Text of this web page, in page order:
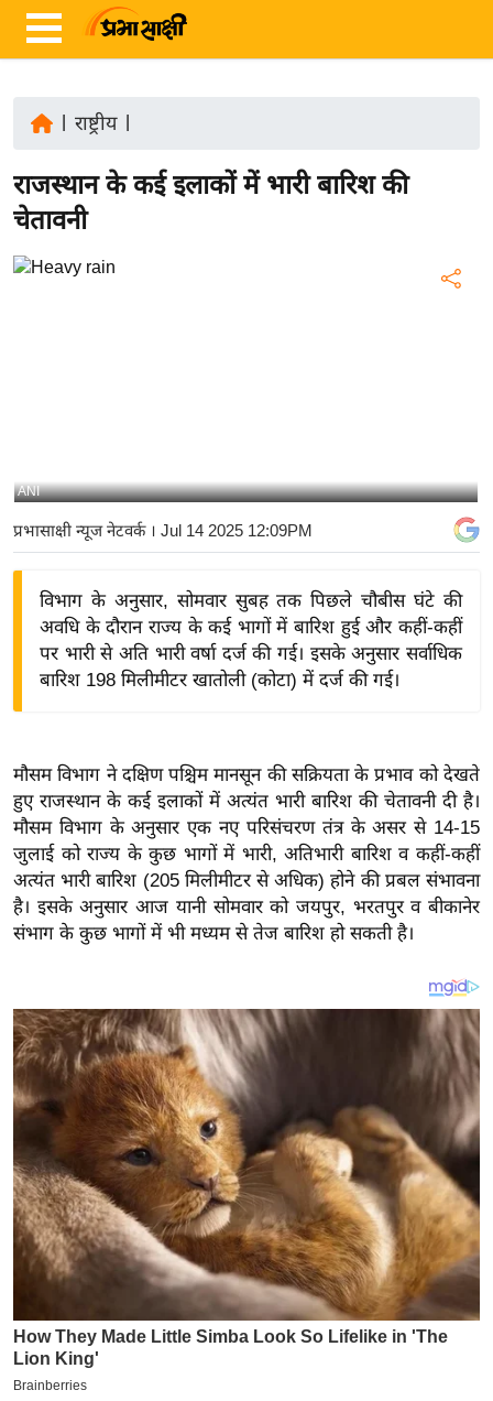
ज़ा
ख
र
ष्ट्री
बि
ज
ग
त
वि
शे
ष
ज्ञ
ब
ज
ट
खे
ल
क्रि
के
ट
L
2
0
राष्ट्रीय|
राजस्थान के कई इलाकों में भारी बारिश की
चेतावनी
ANI
प्रभासाक्षी न्यूज नेटवर्क। Jul 14 2025 12:09PM
विभाग के अनुसार, सोमवार सुबह तक पिछले चौबीस घंटे की
अवधि के दौरान राज्य के कई भागों में बारिश हुई और कहीं-कहीं
पर भारी से अति भारी वर्षा दर्ज की गई। इसके अनुसार सर्वाधिक
बारिश 198 मिलीमीटर खातोली (कोटा) में दर्ज की गई।
मौसम विभाग ने दक्षिण पश्चिम मानसून की सक्रियता के प्रभाव को देखते
हुए राजस्थान के कई इलाकों में अत्यंत भारी बारिश की चेतावनी दी है।
मौसम विभाग के अनुसार एक नए परिसंचरण तंत्र के असर से 14-15
जुलाई को राज्य के कुछ भागों में भारी, अतिभारी बारिश व कहीं-कहीं
अत्यंत भारी बारिश (205 मिलीमीटर से अधिक) होने की प्रबल संभावना
है। इसके अनुसार आज यानी सोमवार को जयपुर, भरतपुर व बीकानेर
संभाग के कुछ भागों में भी मध्यम से तेज बारिश हो सकती है।